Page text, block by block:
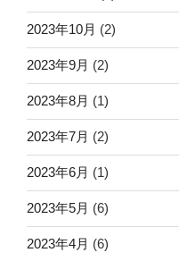
2023年10月 (2)
2023年9月 (2)
2023年8月 (1)
2023年7月 (2)
2023年6月 (1)
2023年5月 (6)
2023年4月 (6)